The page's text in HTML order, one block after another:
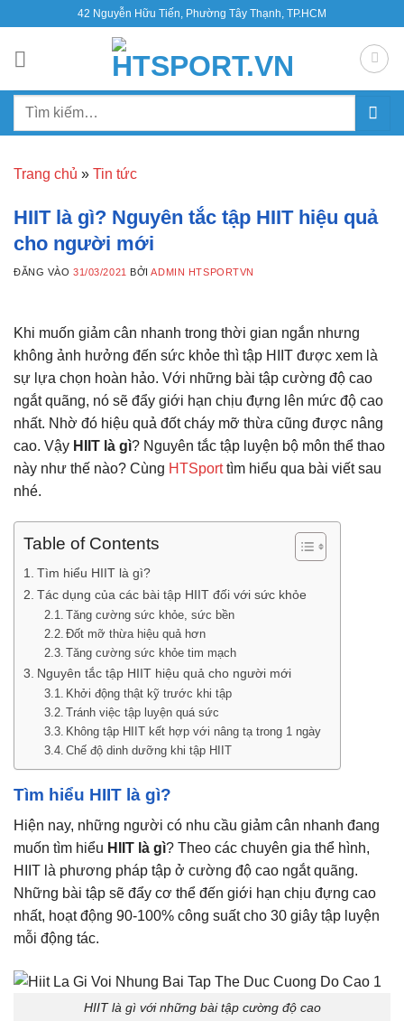
nội
42 Nguyễn Hữu Tiến, Phường Tây Thạnh, TP.HCM
Tìm
Trang chủ » Tin tức
HIIT là gì? Nguyên tắc tập HIIT hiệu quả
cho người mới
ĐĂNG VÀO31/03/2021 BỞIADMIN HTSPORTVN
Khi muốn giảm cân nhanh trong thời gian ngắn nhưng
không ảnh hưởng đến sức khỏe thì tập HIIT được xem là
sự lựa chọn hoàn hảo. Với những bài tập cường độ cao
ngắt quãng, nó sẽ đẩy giới hạn chịu đựng lên mức độ cao
nhất. Nhờ đó hiệu quả đốt cháy mỡ thừa cũng được nâng
cao. Vậy HIIT là gì? Nguyên tắc tập luyện bộ môn thể thao
này như thế nào? Cùng HTSporttìm hiểu qua bài viết sau
nhé.
Table of Contents
Tìm hiểu HIIT là gì?
Tác dụng của các bài tập HIIT đối với sức khỏe
Tăng cường sức khỏe, sức bền
Đốt mỡ thừa hiệu quả hơn
Tăng cường sức khỏe tim mạch
Nguyên tắc tập HIIT hiệu quả cho người mới
Khởi động thật kỹ trước khi tập
Tránh việc tập luyện quá sức
Không tập HIIT kết hợp với nâng tạ trong 1 ngày
Chế độ dinh dưỡng khi tập HIIT
Tìm hiểu HIIT là gì?
Hiện nay, những người có nhu cầu giảm cân nhanh đang
muốn tìm hiểu HIIT là gì? Theo các chuyên gia thể hình,
HIIT là phương pháp tập ở cường độ cao ngắt quãng.
Những bài tập sẽ đẩy cơ thể đến giới hạn chịu đựng cao
nhất, hoạt động 90-100% công suất cho 30 giây tập luyện
mỗi động tác.
HIIT là gì với những bài tập cường độ cao